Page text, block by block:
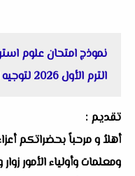
نموذج امتحان علوم
الترم الأول 2026 لتوجيه القاهرة
تقديم :
أهلاُ و مرحباً بحضراتكم
ومعلمات وأولياء الأمور